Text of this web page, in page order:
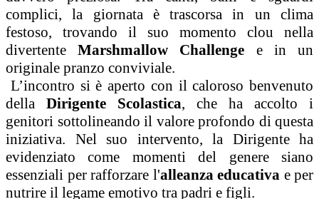
complici, la giornata è trascorsa in un clima
festoso, trovando il suo momento clou nella
divertenteMarshmallow Challenge e in un
originale pranzo conviviale.
L’incontro si è aperto con il caloroso benvenuto
della Dirigente Scolastica, che ha accolto i
genitori sottolineando il valore profondo di questa
iniziativa. Nel suo intervento, la Dirigente ha
evidenziato come momenti del genere siano
essenziali per rafforzare l'alleanza educativa e per
nutrire il legame emotivo tra padri e figli.